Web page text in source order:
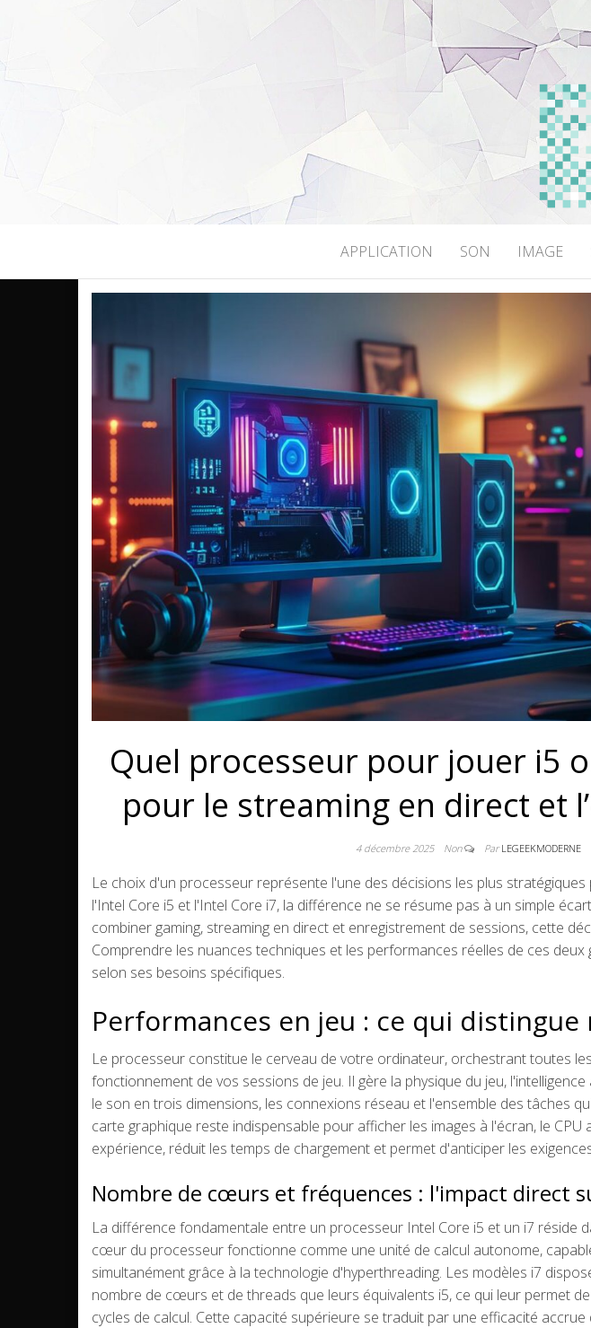
LEGEEKMODERNE
APPLICATION SON IMAGE
Quel processeur pour jouer i5
pour le streaming en direct et
4 décembre 2025 Non ParLEGEEKMODERNE
Le choix d'un processeur représente l'une des décisions les plus
l'Intel Core i5 et l'Intel Core i7, la différence ne se résume pas à un simple
combiner gaming, streaming en direct et enregistrement de sessions, cette
Comprendre les nuances techniques et les performances réelles de ces
selon ses besoins spécifiques.
Performances en jeu : ce qui
Le processeur constitue le cerveau de votre ordinateur, orchestrant toutes
fonctionnement de vos sessions de jeu. Il gère la physique du jeu,
le son en trois dimensions, les connexions réseau et l'ensemble des tâches
carte graphique reste indispensable pour afficher les images à l'écran, le
expérience, réduit les temps de chargement et permet d'anticiper les
Nombre de cœurs et fréquences : l'impact direct
La différence fondamentale entre un processeur Intel Core i5 et un i7 réside
cœur du processeur fonctionne comme une unité de calcul autonome,
simultanément grâce à la technologie d'hyperthreading. Les modèles i7
nombre de cœurs et de threads que leurs équivalents i5, ce qui leur permet
cycles de calcul. Cette capacité supérieure se traduit par une efficacité